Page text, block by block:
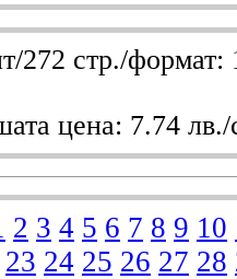
272 стр./
цена: 7.74 лв./
2 3 4 5 6 7 8 9 10
23 24 25 26 27 28